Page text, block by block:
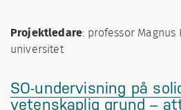
Projektledare: professor Magnus
universitet
SO-undervisning på
vetenskaplig grund –